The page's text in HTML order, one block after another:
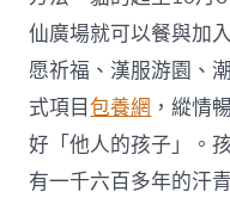
仙廣場就可以餐與加
愿祈福、漢服游園、
式項目包養網 ，縱情
好「他人的孩子」。
有一千六百多年的汗